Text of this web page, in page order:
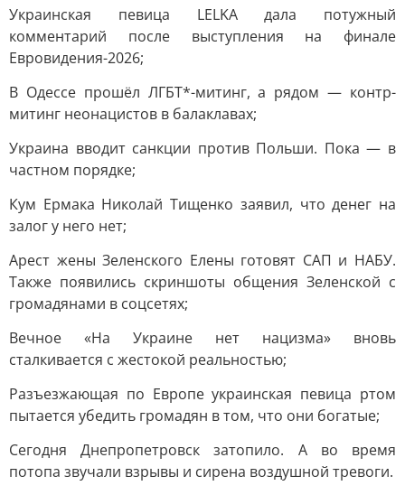
Украинская певица LELKA дала потужный
комментарий после выступления на финале
Евровидения-2026;
В Одессе прошёл ЛГБТ*-митинг, а рядом — контр-
митинг неонацистов в балаклавах;
Украина вводит санкции против Польши. Пока — в
частном порядке;
Кум Ермака Николай Тищенко заявил, что денег на
залог у него нет;
Арест жены Зеленского Елены готовят САП и НАБУ.
Также появились скриншоты общения Зеленской с
громадянами в соцсетях;
Вечное «На Украине нет нацизма» вновь
сталкивается с жестокой реальностью;
Разъезжающая по Европе украинская певица ртом
пытается убедить громадян в том, что они богатые;
Сегодня Днепропетровск затопило. А во время
потопа звучали взрывы и сирена воздушной тревоги.